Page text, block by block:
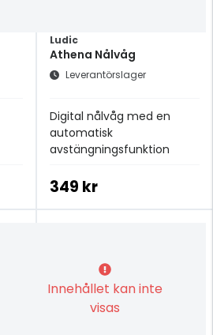
Ludic
Athena Nålvåg
Leverantörslager
Digital nålvåg med en
automatisk
avstängningsfunktion
349 kr
Innehållet kan inte
visas